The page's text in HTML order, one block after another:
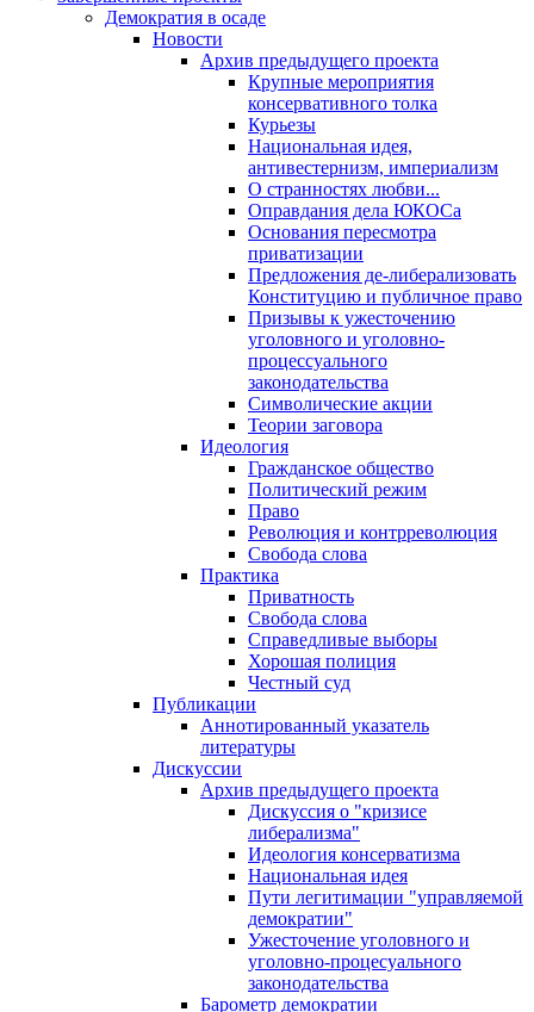
Демократия в осаде
Новости
Архив предыдущего проекта
Крупные мероприятия
консервативного толка
Курьезы
Национальная идея,
антивестернизм, империализм
О странностях любви...
Оправдания дела ЮКОСа
Основания пересмотра
приватизации
Предложения де-либерализовать
Конституцию и публичное право
Призывы к ужесточению
уголовного и уголовно-
процессуального
законодательства
Символические акции
Теории заговора
Идеология
Гражданское общество
Политический режим
Право
Революция и контрреволюция
Свобода слова
Практика
Приватность
Свобода слова
Справедливые выборы
Хорошая полиция
Честный суд
Публикации
Аннотированный указатель
литературы
Дискуссии
Архив предыдущего проекта
Дискуссия о "кризисе
либерализма"
Идеология консерватизма
Национальная идея
Пути легитимации "управляемой
демократии"
Ужесточение уголовного и
уголовно-процесуального
законодательства
Барометр демократии